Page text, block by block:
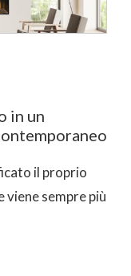
in un
il proprio
sempre più